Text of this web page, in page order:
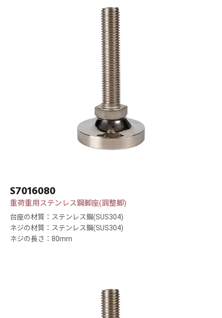
S7016080
重荷重用ステンレス鋼脚座(調整脚)
台座の材質：ステンレス鋼(SUS304)
ネジの材質：ステンレス鋼(SUS304)
ネジの長さ：80mm